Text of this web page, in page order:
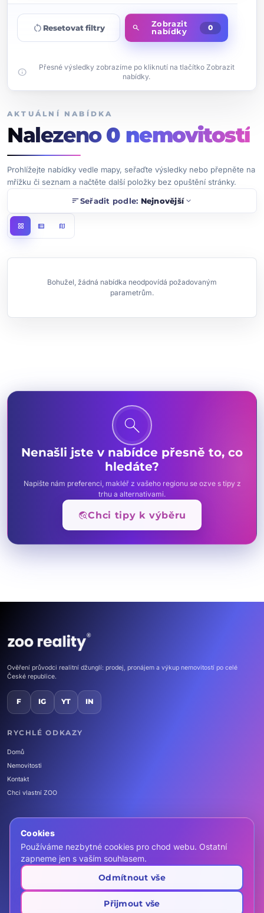
restart_alt Resetovat filtry search
Zobrazit
nabídky
0
info
Přesné výsledky zobrazíme po kliknutí na tlačítko Zobrazit
nabídky.
AKTUÁLNÍ NABÍDKA
Nalezeno0 nemovitostí
Prohlížejte nabídky vedle mapy, seřaďte výsledky nebo přepněte na
mřížku či seznam a načtěte další položky bez opuštění stránky.
sortSeřadit podle: Nejnovějšíexpand_more
grid_view view_list map
Bohužel, žádná nabídka neodpovídá požadovaným
parametrům.
search
Nenašli jste v nabídce přesně to, co
hledáte?
Napište nám preferenci, makléř z vašeho regionu se ozve s tipy z
trhu a alternativami.
travel_exploreChci tipy k výběru
Ověření průvodci realitní džunglí: prodej, pronájem a výkup nemovitostí po celé
České republice.
F IG YT IN
RYCHLÉ ODKAZY
Domů
Nemovitosti
Kontakt
Chci vlastní ZOO
info@zooreality.cz
Realitní kancelář ZOO REALITY s.r.o.
Rybná 716/24, 110 00 Praha
Cookies
Používáme nezbytné cookies pro chod webu. Ostatní
zapneme jen s vaším souhlasem.
Odmítnout vše
Přijmout vše